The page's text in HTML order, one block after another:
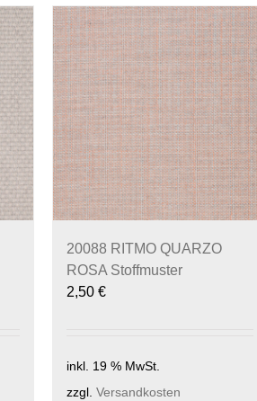
20088 RITMO QUARZO
ROSA Stoffmuster
2,50 €
inkl. 19 % MwSt.
zzgl. Versandkosten